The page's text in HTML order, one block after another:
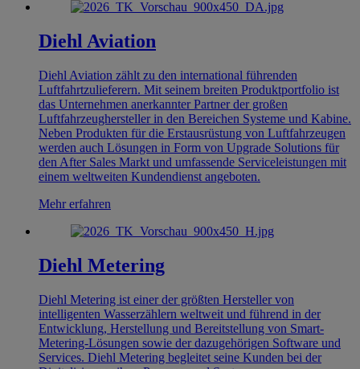
Diehl Aviation
Diehl Aviation zählt zu den international führenden
Luftfahrtzulieferern. Mit seinem breiten Produktportfolio ist
das Unternehmen anerkannter Partner der großen
Luftfahrzeughersteller in den Bereichen Systeme und Kabine.
Neben Produkten für die Erstausrüstung von Luftfahrzeugen
werden auch Lösungen in Form von Upgrade Solutions für
den After Sales Markt und umfassende Serviceleistungen mit
einem weltweiten Kundendienst angeboten.
Mehr erfahren
Diehl Metering
Diehl Metering ist einer der größten Hersteller von
intelligenten Wasserzählern weltweit und führend in der
Entwicklung, Herstellung und Bereitstellung von Smart-
Metering-Lösungen sowie der dazugehörigen Software und
Services. Diehl Metering begleitet seine Kunden bei der